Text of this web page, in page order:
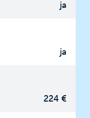
ja
ja
224 €